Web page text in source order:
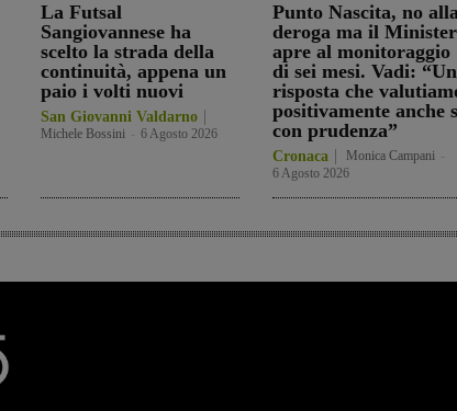
La Futsal
Sangiovannese ha
scelto la strada della
continuità, appena un
paio i volti nuovi
San Giovanni Valdarno
Michele Bossini 6 Agosto 2026
Punto Nascita, no
deroga ma il
apre al monitoraggio
di sei mesi. Vadi:
risposta che
positivamente anche
con prudenza”
Cronaca Monica Campani
6 Agosto 2026